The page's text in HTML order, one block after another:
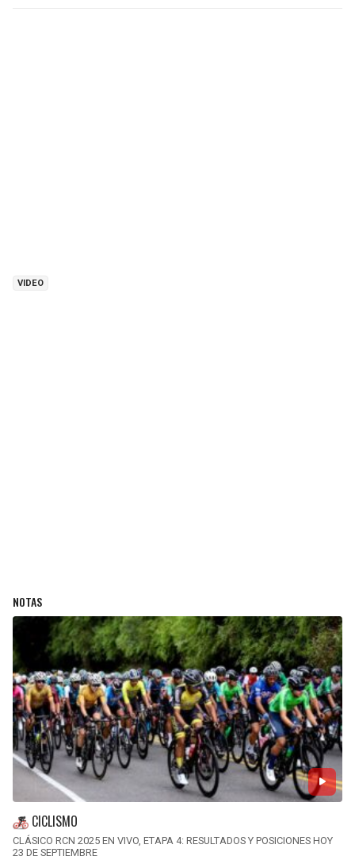
VIDEO
NOTAS
CICLISMO
CLÁSICO RCN 2025 EN VIVO, ETAPA 4: RESULTADOS Y POSICIONES HOY
23 DE SEPTIEMBRE